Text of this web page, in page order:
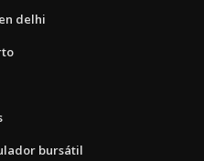
delhi
bursátil